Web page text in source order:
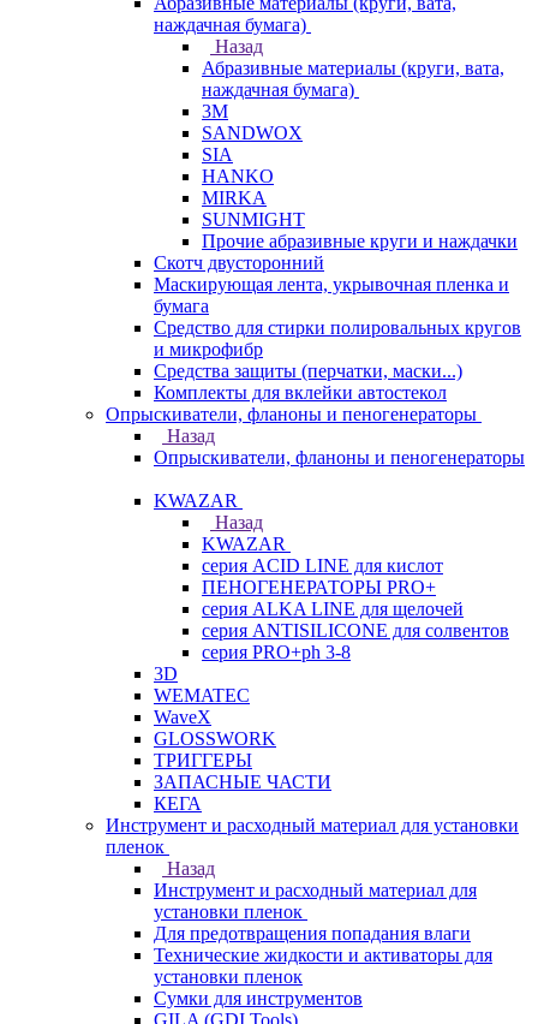
наждачная бумага)
Назад
Абразивные материалы (круги, вата,
наждачная бумага)
3М
SANDWOX
SIA
HANKO
MIRKA
SUNMIGHT
Прочие абразивные круги и наждачки
Скотч двусторонний
Маскирующая лента, укрывочная пленка и
бумага
Средство для стирки полировальных кругов
и микрофибр
Средства защиты (перчатки, маски...)
Комплекты для вклейки автостекол
Опрыскиватели, фланоны и пеногенераторы
Назад
Опрыскиватели, фланоны и пеногенераторы
KWAZAR
Назад
KWAZAR
серия ACID LINE для кислот
ПЕНОГЕНЕРАТОРЫ PRO+
серия ALKA LINE для щелочей
серия ANTISILICONE для солвентов
серия PRO+ph 3-8
3D
WEMATEC
WaveX
GLOSSWORK
ТРИГГЕРЫ
ЗАПАСНЫЕ ЧАСТИ
КЕГА
Инструмент и расходный материал для установки
пленок
Назад
Инструмент и расходный материал для
установки пленок
Для предотвращения попадания влаги
Технические жидкости и активаторы для
установки пленок
Сумки для инструментов
GILA (GDI Tools)